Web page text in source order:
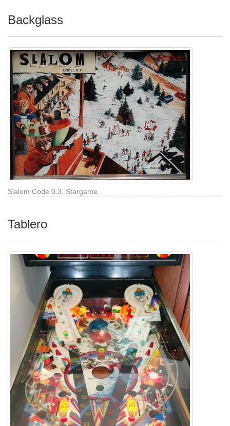
Backglass
Slalom Code 0.3, Stargame.
Tablero